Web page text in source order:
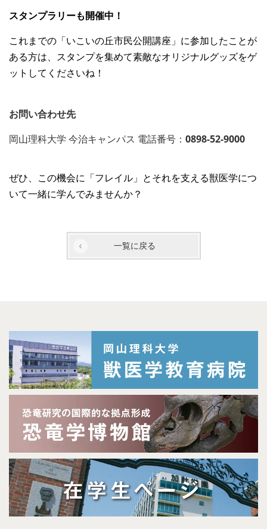
スタンプラリーも開催中！
これまでの「いこいの丘市民公開講座」に参加したことが
ある方は、スタンプを集めて素敵なオリジナルグッズをゲ
ットしてくださいね！
お問い合わせ先
岡山理科大学 今治キャンパス 電話番号： 0898-52-9000
ぜひ、この機会に「フレイル」とそれを支える獣医学につ
いて一緒に学んでみませんか？
一覧に戻る